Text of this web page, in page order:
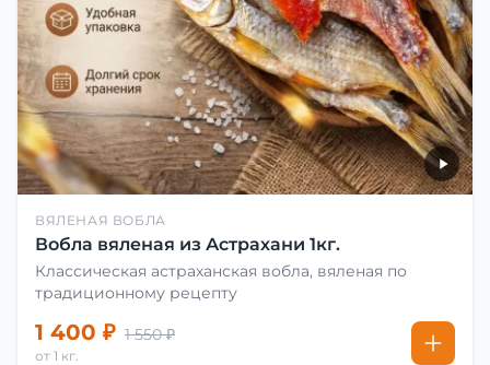
ВЯЛЕНАЯ ВОБЛА
Вобла вяленая из Астрахани 1кг.
Классическая астраханская вобла, вяленая по
традиционному рецепту
1 400 ₽ 1 550 ₽
от 1 кг.